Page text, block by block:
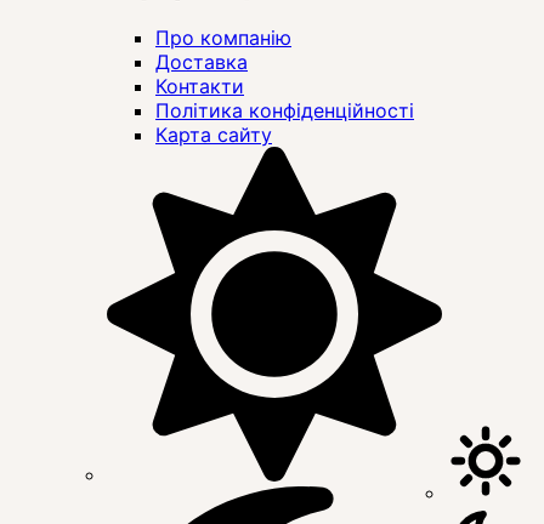
Про компанію
Доставка
Контакти
Політика конфіденційності
Карта сайту